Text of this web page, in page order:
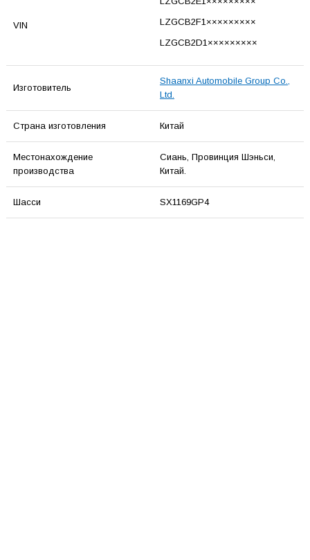
VIN
LZGCB2F1×××××××××
LZGCB2D1×××××××××
Изготовитель
Shaanxi Automobile Group Co.,
Ltd.
Страна изготовления Китай
Местонахождение
производства
Сиань, Провинция Шэньси,
Китай.
Шасси SX1169GP4